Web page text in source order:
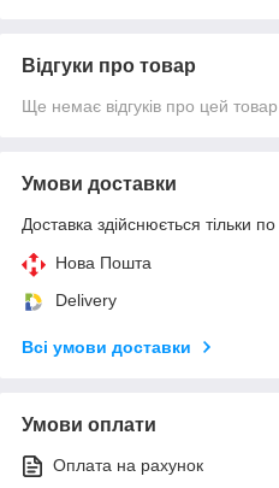
Відгуки про товар
Ще немає відгуків про цей товар
Умови доставки
Доставка здійснюється тільки
Нова Пошта
Delivery
Всі умови доставки
Умови оплати
Оплата на рахунок